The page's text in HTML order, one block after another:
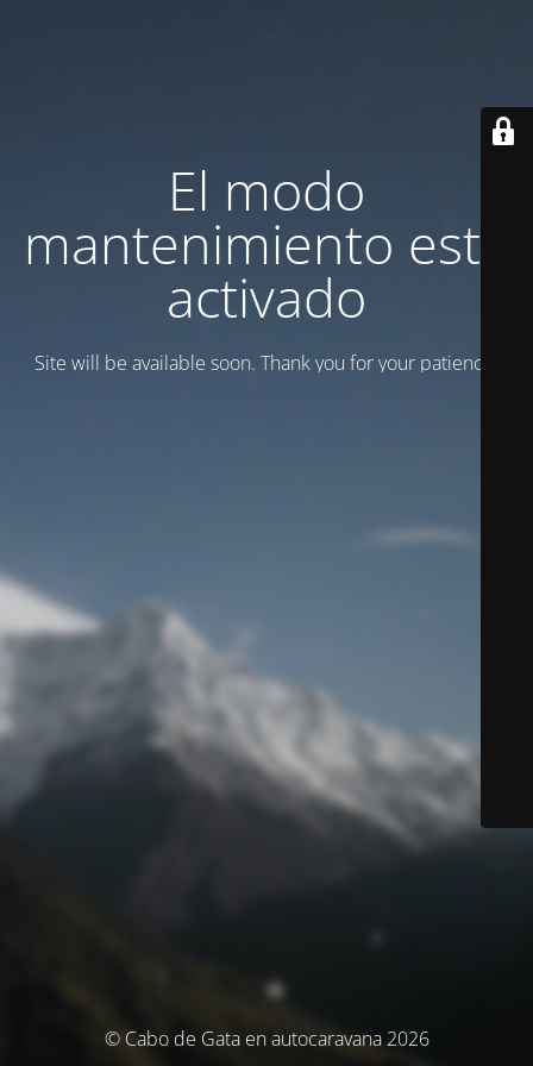
El modo
mantenimiento está
activado
Site will be available soon. Thank you for your patience!
© Cabo de Gata en autocaravana 2026